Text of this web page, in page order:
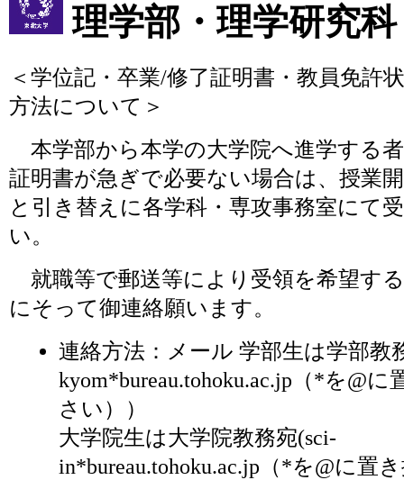
理学部・理学研究科
＜学位記・卒業/修了証明書・教員免許
方法について＞
本学部から本学の大学院へ進学する
証明書が急ぎで必要ない場合は、授業
と引き替えに各学科・専攻事務室にて
い。
就職等で郵送等により受領を希望す
にそって御連絡願います。
連絡方法：メール 学部生は学部教
kyom*bureau.tohoku.ac.jp（*を@
さい））
大学院生は大学院教務宛(sci-
in*bureau.tohoku.ac.jp（*を@に置